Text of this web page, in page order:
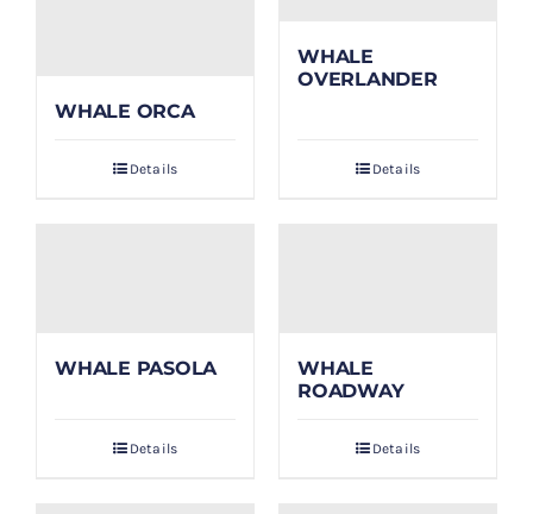
WHALE ORCA
Details
WHALE
OVERLANDER
Details
WHALE PASOLA
Details
WHALE
ROADWAY
Details